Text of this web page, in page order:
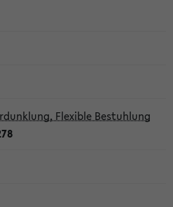
Flexible Bestuhlung